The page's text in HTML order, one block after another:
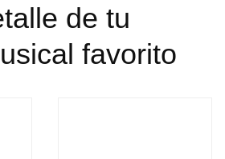
de tu
favorito